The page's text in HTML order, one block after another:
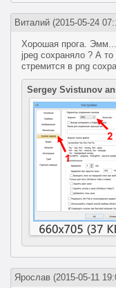
Виталий (2015-05-24
Хорошая прога.
jpeg сохраняло ? А то
стремится в png
Sergey Svistunov
Ярослав (2015-05-11